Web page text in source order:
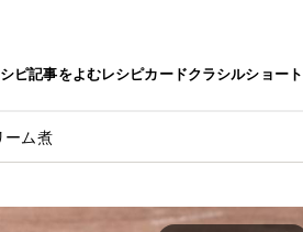
ピ記事をよむレシピカードクラシルショート
ーム煮